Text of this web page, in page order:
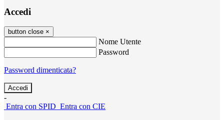
Accedi
button close ×
Nome Utente
Password
Password dimenticata?
-
Entra con SPID Entra con CIE